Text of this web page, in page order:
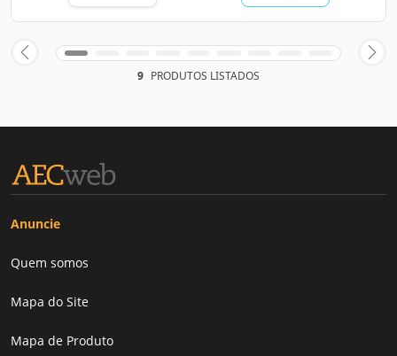
9 PRODUTOS LISTADOS
Anuncie
Quem somos
Mapa do Site
Mapa de Produto